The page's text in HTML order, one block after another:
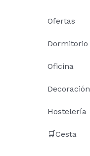
Ofertas
Dormitorio
Oficina
Decoración
Hostelería
🛒Cesta